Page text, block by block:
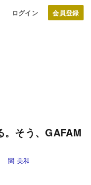
ログイン
。そう、GAFAM
関 美和